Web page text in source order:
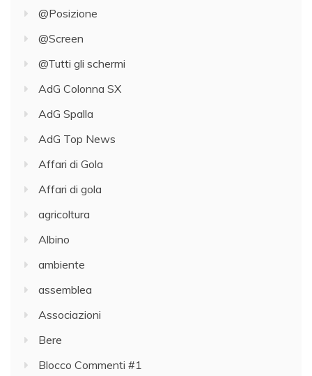
@Posizione
@Screen
@Tutti gli schermi
AdG Colonna SX
AdG Spalla
AdG Top News
Affari di Gola
Affari di gola
agricoltura
Albino
ambiente
assemblea
Associazioni
Bere
Blocco Commenti #1